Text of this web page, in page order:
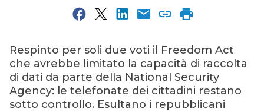
Respinto per soli due voti il Freedom Act
che avrebbe limitato la capacità di raccolta
di dati da parte della National Security
Agency: le telefonate dei cittadini restano
sotto controllo. Esultano i repubblicani